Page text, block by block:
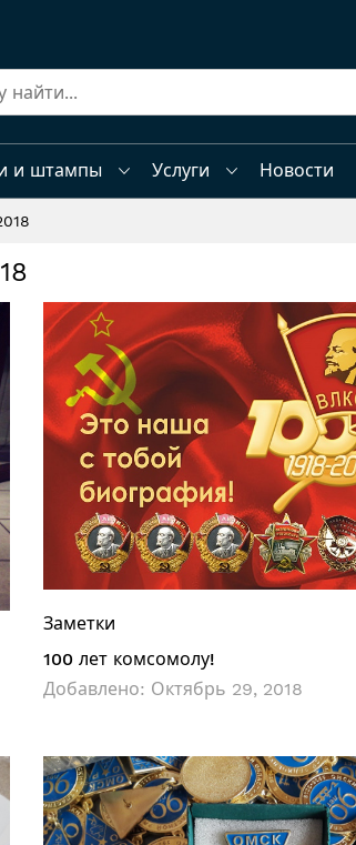
и штампы Услуги Новости
Заметки
100 лет комсомолу!
Добавлено: Октябрь 29, 2018